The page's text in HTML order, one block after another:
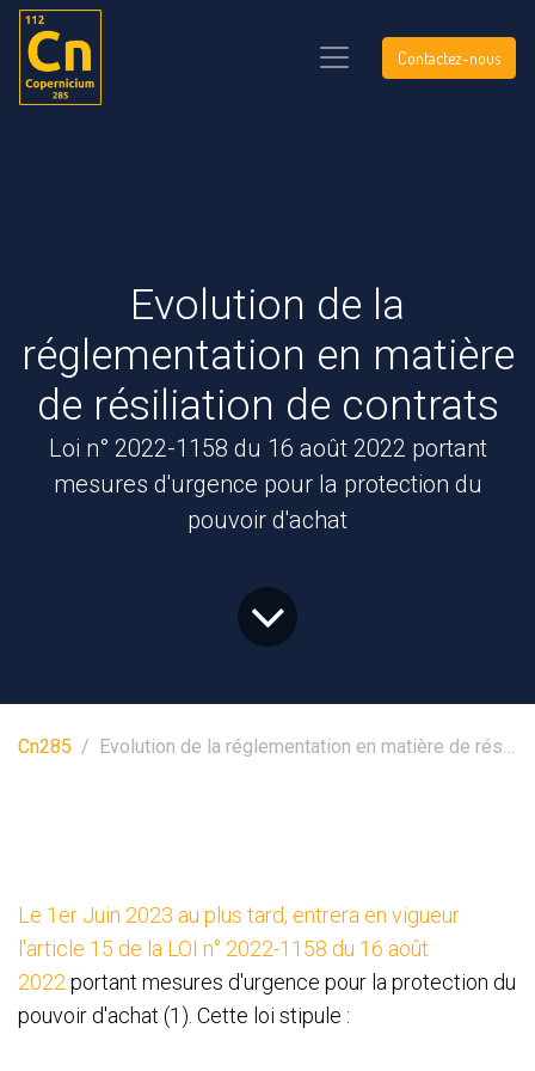
Contactez-nous
Evolution de la
réglementation en matière
de résiliation de contrats
Loi n° 2022-1158 du 16 août 2022 portant
mesures d'urgence pour la protection du
pouvoir d'achat
Cn285 Evolution de la réglementation en matière de résiliation de contrats
Le 1er Juin 2023 au plus tard, entrera en vigueur
l'article 15 de la LOI n° 2022-1158 du 16 août
2022 portant mesures d'urgence pour la protection du
pouvoir d'achat (1). Cette loi stipule :